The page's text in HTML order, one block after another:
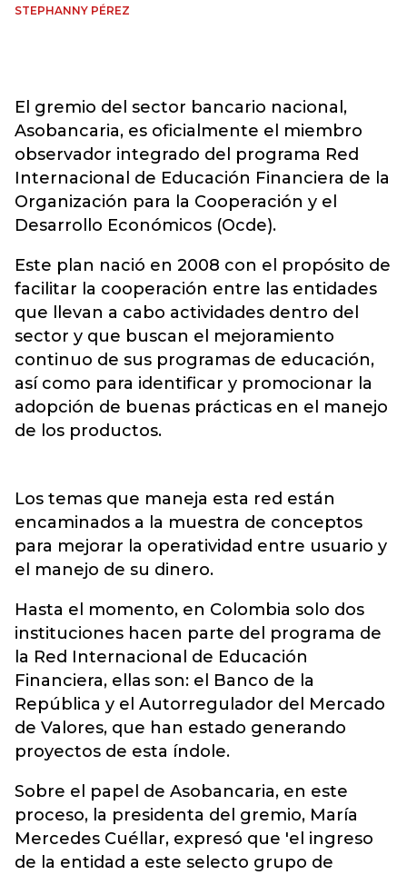
STEPHANNY PÉREZ
El gremio del sector bancario nacional,
Asobancaria, es oficialmente el miembro
observador integrado del programa Red
Internacional de Educación Financiera de la
Organización para la Cooperación y el
Desarrollo Económicos (Ocde).
Este plan nació en 2008 con el propósito de
facilitar la cooperación entre las entidades
que llevan a cabo actividades dentro del
sector y que buscan el mejoramiento
continuo de sus programas de educación,
así como para identificar y promocionar la
adopción de buenas prácticas en el manejo
de los productos.
Los temas que maneja esta red están
encaminados a la muestra de conceptos
para mejorar la operatividad entre usuario y
el manejo de su dinero.
Hasta el momento, en Colombia solo dos
instituciones hacen parte del programa de
la Red Internacional de Educación
Financiera, ellas son: el Banco de la
República y el Autorregulador del Mercado
de Valores, que han estado generando
proyectos de esta índole.
Sobre el papel de Asobancaria, en este
proceso, la presidenta del gremio, María
Mercedes Cuéllar, expresó que 'el ingreso
de la entidad a este selecto grupo de